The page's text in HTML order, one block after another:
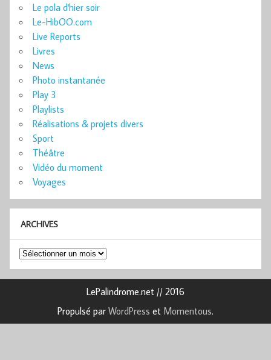
Le pola d'hier soir
Le-HibOO.com
Live Reports
Livres
News
Photo instantanée
Play 3
Playlists
Réalisations & projets divers
Sport
Théâtre
Vidéo du moment
Voyages
ARCHIVES
Archives
LePalindrome.net // 2016
Propulsé par WordPress et Momentous.